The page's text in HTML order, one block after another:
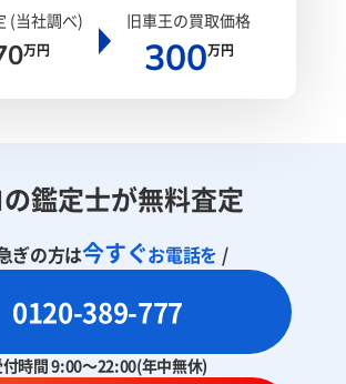
(当社調べ)
万円
旧車王の買取価格
300万円
鑑定士が無料査定
ぎの方は今すぐお電話を /
0120-389-777
付時間 9:00～22:00(年中無休)